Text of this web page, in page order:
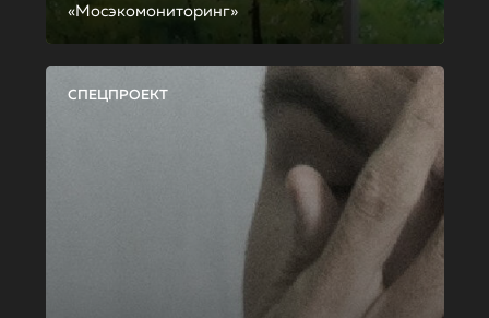
«Мосэкомониторинг»
СПЕЦПРОЕКТ